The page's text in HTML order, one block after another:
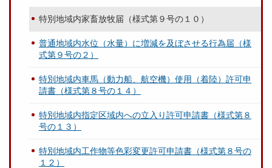
特別地域内家畜放牧届（様式第９号の１０）
普通地域内水位（水量）に増減を及ぼさせる行為届（様
式第９号の２）
特別地域内車馬（動力船、航空機）使用（着陸）許可申
請書（様式第８号の１４）
特別地域内指定区域内への立入り許可申請書（様式第８
号の１３）
特別地域内工作物等色彩変更許可申請書（様式第８号の
１２）